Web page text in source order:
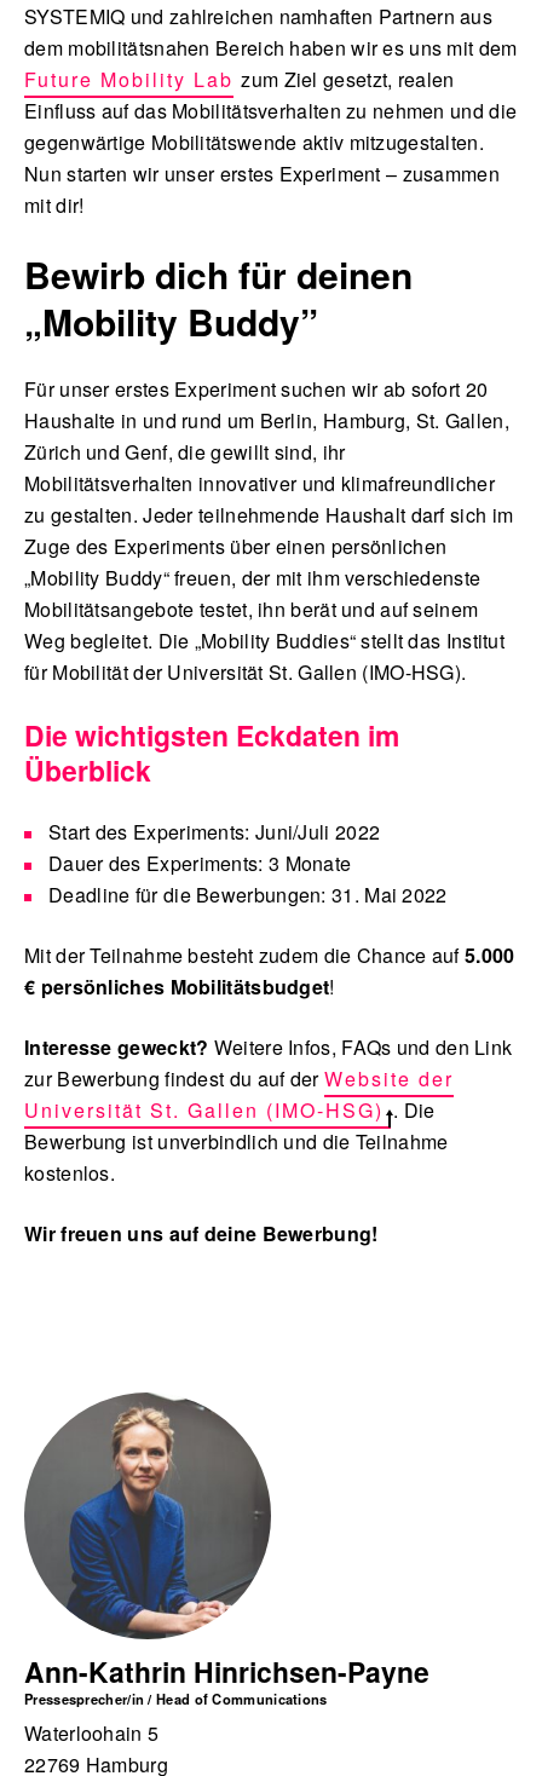
SYSTEMIQ und zahlreichen namhaften Partnern aus
dem mobilitätsnahen Bereich haben wir es uns mit dem
Future Mobility Lab zum Ziel gesetzt, realen
Einfluss auf das Mobilitätsverhalten zu nehmen und die
gegenwärtige Mobilitätswende aktiv mitzugestalten.
Nun starten wir unser erstes Experiment – zusammen
mit dir!
Bewirb dich für deinen
„Mobility Buddy”
Für unser erstes Experiment suchen wir ab sofort 20
Haushalte in und rund um Berlin, Hamburg, St. Gallen,
Zürich und Genf, die gewillt sind, ihr
Mobilitätsverhalten innovativer und klimafreundlicher
zu gestalten. Jeder teilnehmende Haushalt darf sich im
Zuge des Experiments über einen persönlichen
„Mobility Buddy“ freuen, der mit ihm verschiedenste
Mobilitätsangebote testet, ihn berät und auf seinem
Weg begleitet. Die „Mobility Buddies“ stellt das Institut
für Mobilität der Universität St. Gallen (IMO-HSG).
Die wichtigsten Eckdaten im
Überblick
Start des Experiments: Juni/Juli 2022
Dauer des Experiments: 3 Monate
Deadline für die Bewerbungen: 31. Mai 2022
Mit der Teilnahme besteht zudem die Chance auf5.000
€ persönliches Mobilitätsbudget!
Interesse geweckt? Weitere Infos, FAQs und den Link
zur Bewerbung findest du auf derWebsite der
Universität St. Gallen (IMO-HSG) . Die
Bewerbung ist unverbindlich und die Teilnahme
kostenlos.
Wir freuen uns auf deine Bewerbung!
Ann-Kathrin Hinrichsen-Payne
Pressesprecher/in / Head of Communications
Waterloohain 5
22769 Hamburg